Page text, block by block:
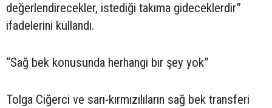
değerlendirecekler, istediği takıma gideceklerdir”
ifadelerini kullandı.
“Sağ bek konusunda herhangi bir şey yok”
Tolga Ciğerci ve sarı-kırmızılıların sağ bek transferi